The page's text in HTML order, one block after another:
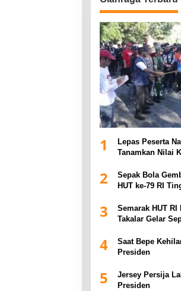
1
Lepas Peserta
Tanamkan Nilai
2
Sepak Bola
HUT ke-79 RI
3
Semarak HUT RI
Takalar Gelar
4
Saat Bepe
Presiden
5
Jersey Persija
Presiden